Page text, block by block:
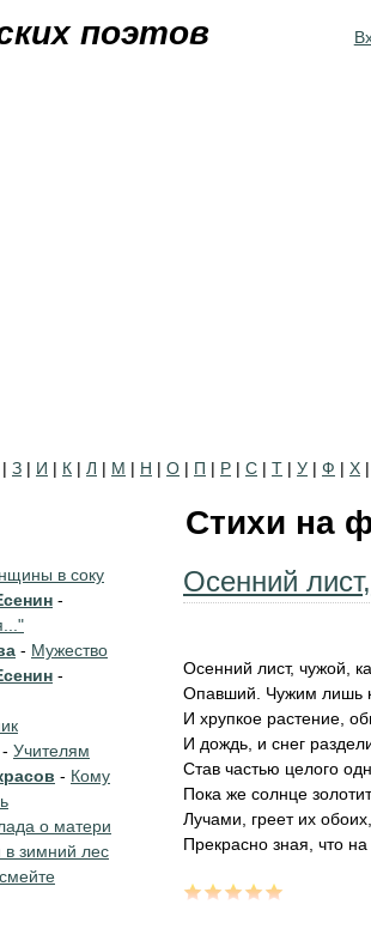
поэтов
| З | И | К | Л | М | Н | О | П | Р | С | Т | У | Ф | Х |
Стихи на
Осенний
Осенний лист, чужой,
Опавший. Чужим лишь
И хрупкое растение,
И дождь, и снег
Став частью целого
Пока же солнце золотит
Лучами, греет их обоих,
Прекрасно зная, что на
в соку
-
- Мужество
-
- Учителям
- Кому
о матери
в зимний лес